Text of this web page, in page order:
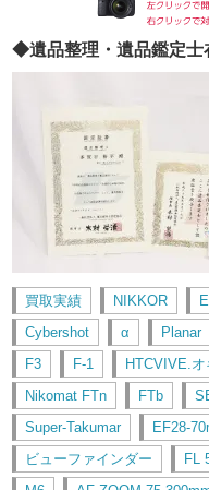
◆遺品整理・遺品鑑定士
買取実績 NIKKOR
Cybershot
α Planar
F3
F-1 HTCVIVE.オ
Nikomat FTn
FTb
Super-Takumar
EF28-
ビューファインダー
FL